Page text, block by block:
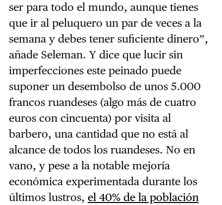
ser para todo el mundo, aunque tienes
que ir al peluquero un par de veces a la
semana y debes tener suficiente dinero”,
añade Seleman. Y dice que lucir sin
imperfecciones este peinado puede
suponer un desembolso de unos 5.000
francos ruandeses (algo más de cuatro
euros con cincuenta) por visita al
barbero, una cantidad que no está al
alcance de todos los ruandeses. No en
vano, y pese a la notable mejoría
económica experimentada durante los
últimos lustros, el 40% de la población